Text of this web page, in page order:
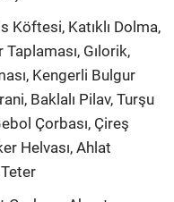
Köftesi, Katıklı Dolma,
Gılorik,
Kengerli Bulgur
Baklalı Pilav, Turşu
Çorbası, Çireş
Helvası, Ahlat
Teter